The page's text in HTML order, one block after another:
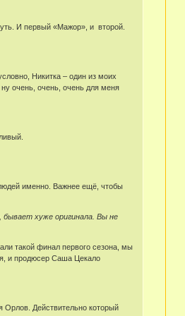
И первый «Мажор», и второй.
Никитка – один из моих
очень, очень, очень для меня
именно. Важнее ещё, чтобы
хуже оригинала. Вы не
такой финал первого сезона, мы
и продюсер Саша Цекало
Орлов. Действительно который